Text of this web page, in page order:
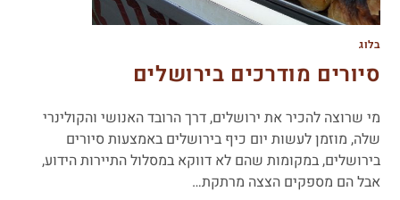
בלוג
סיורים מודרכים בירושלים
מי שרוצה להכיר את ירושלים, דרך הרובד האנושי והקולינרי
שלה, מוזמן לעשות יום כיף בירושלים באמצעות סיורים
בירושלים, במקומות שהם לא דווקא במסלול התיירות הידוע,
אבל הם מספקים הצצה מרתקת…